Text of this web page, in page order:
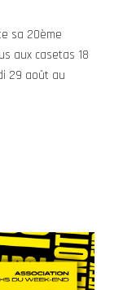
sa 20ème
aux casetas 18
29 août au